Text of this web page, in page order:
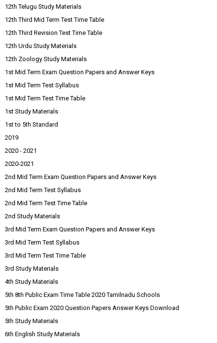
12th Telugu Study Materials
12th Third Mid Term Test Time Table
12th Third Revision Test Time Table
12th Urdu Study Materials
12th Zoology Study Materials
1st Mid Term Exam Question Papers and Answer Keys
1st Mid Term Test Syllabus
1st Mid Term Test Time Table
1st Study Materials
1st to 5th Standard
2019
2020 - 2021
2020-2021
2nd Mid Term Exam Question Papers and Answer Keys
2nd Mid Term Test Syllabus
2nd Mid Term Test Time Table
2nd Study Materials
3rd Mid Term Exam Question Papers and Answer Keys
3rd Mid Term Test Syllabus
3rd Mid Term Test Time Table
3rd Study Materials
4th Study Materials
5th 8th Public Exam Time Table 2020 Tamilnadu Schools
5th Public Exam 2020 Question Papers Answer Keys Download
5th Study Materials
6th English Study Materials